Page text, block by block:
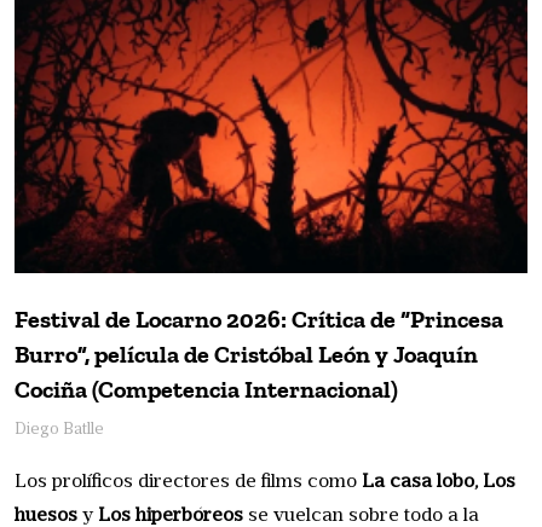
Festival de Locarno 2026: Crítica de “Princesa
Burro”, película de Cristóbal León y Joaquín
Cociña (Competencia Internacional)
Diego Batlle
Los prolíficos directores de films como La casa lobo, Los
huesos yLos hiperbóreos se vuelcan sobre todo a la